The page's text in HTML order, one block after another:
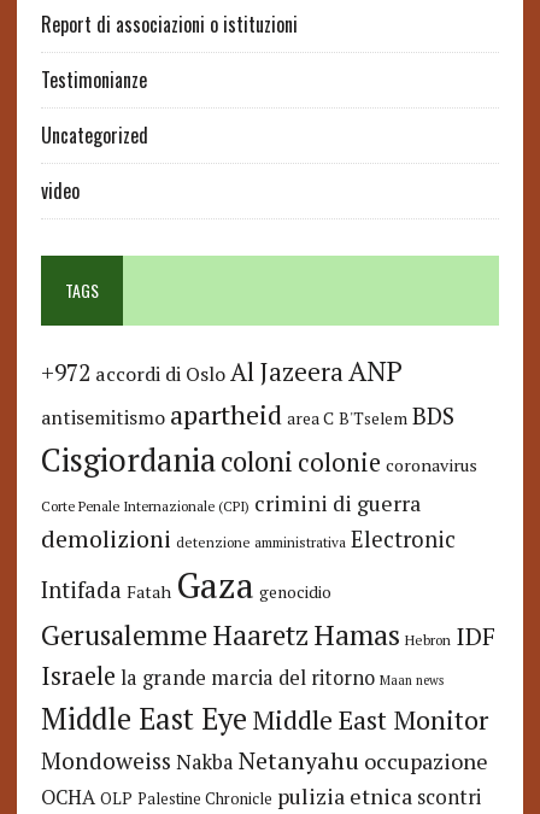
Report di associazioni o istituzioni
Testimonianze
Uncategorized
video
TAGS
+972 accordi di Oslo Al JazeeraANP
antisemitismo apartheid area C B'Tselem BDS
Cisgiordaniacoloni colonie coronavirus
Corte Penale Internazionale (CPI) crimini di guerra
demolizioni detenzione amministrativa Electronic
Intifada Fatah Gaza genocidio
GerusalemmeHaaretzHamas Hebron IDF
Israele la grande marcia del ritorno Maan news
Middle East Eye Middle East Monitor
Mondoweiss Nakba Netanyahu occupazione
OCHA OLP Palestine Chronicle pulizia etnica scontri